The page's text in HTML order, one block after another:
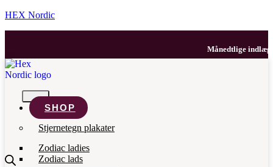
HEX Nordic
Månedtlige indlæg
SHOP
Stjernetegn plakater
Zodiac ladies
Zodiac lads